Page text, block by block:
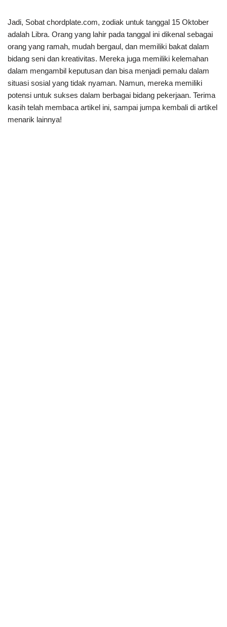
Jadi, Sobat chordplate.com, zodiak untuk tanggal 15 Oktober
adalah Libra. Orang yang lahir pada tanggal ini dikenal sebagai
orang yang ramah, mudah bergaul, dan memiliki bakat dalam
bidang seni dan kreativitas. Mereka juga memiliki kelemahan
dalam mengambil keputusan dan bisa menjadi pemalu dalam
situasi sosial yang tidak nyaman. Namun, mereka memiliki
potensi untuk sukses dalam berbagai bidang pekerjaan. Terima
kasih telah membaca artikel ini, sampai jumpa kembali di artikel
menarik lainnya!